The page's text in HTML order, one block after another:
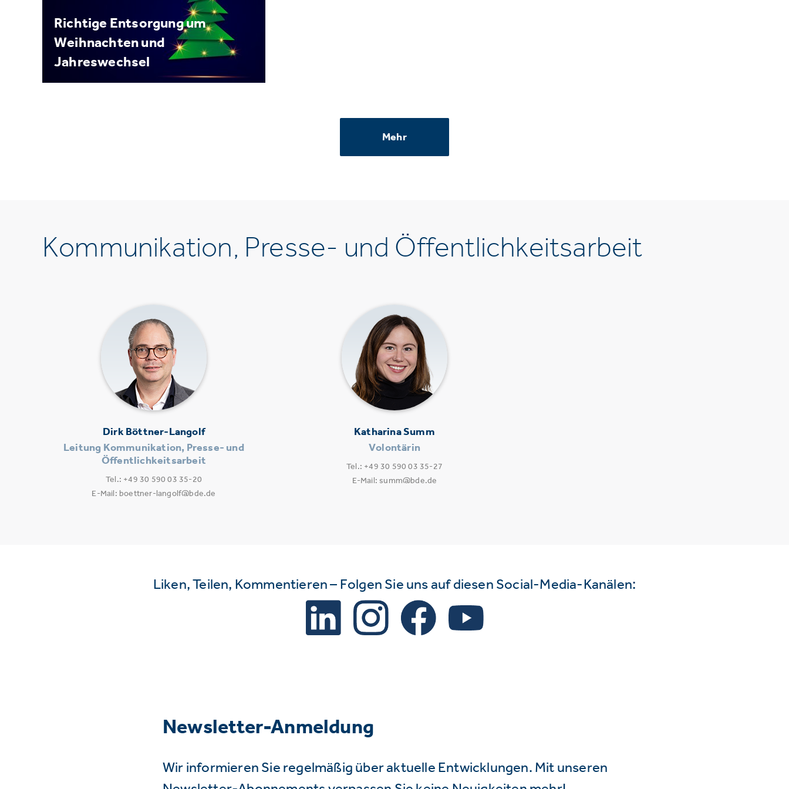
Richtige Entsorgung um
Weihnachten und
Jahreswechsel
Mehr
Kommunikation, Presse- und Öffentlichkeitsarbeit
Dirk Böttner-Langolf
Leitung Kommunikation, Presse- und
Öffentlichkeitsarbeit
Tel.: +49 30 590 03 35-20
E-Mail: boettner-langolf@bde.de
Katharina Summ
Volontärin
Tel.: +49 30 590 03 35-27
E-Mail: summ@bde.de
Liken, Teilen, Kommentieren – Folgen Sie uns auf diesen Social-Media-Kanälen:
Newsletter-Anmeldung
Wir informieren Sie regelmäßig über aktuelle Entwicklungen. Mit unseren